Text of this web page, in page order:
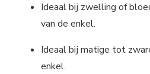
Ideaal bij zwelling of
van de enkel.
Ideaal bij matige tot
enkel.